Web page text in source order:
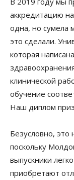
аккредитацию
одна, но сумела
это сделали.
которая
клинической
обучение
Наш диплом
Безусловно, это
поскольку
выпускники
приобретают